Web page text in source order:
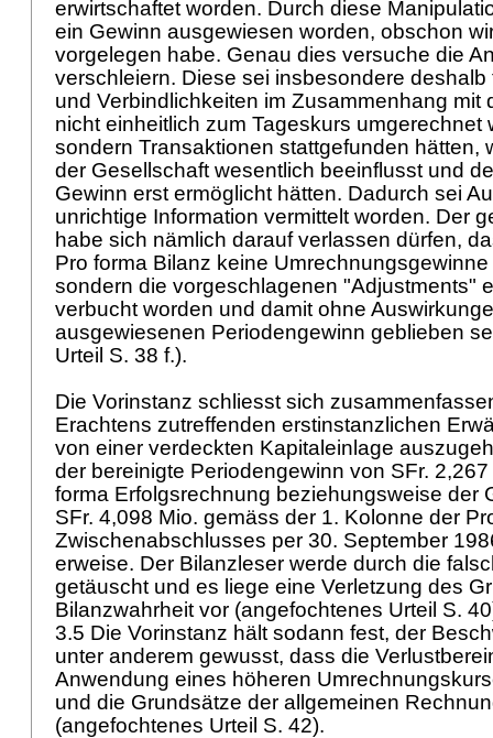
erwirtschaftet worden. Durch diese
ein Gewinn ausgewiesen worden, obschon
vorgelegen habe. Genau dies versuche die
verschleiern. Diese sei insbesondere deshalb
und Verbindlichkeiten im Zusammenhang mit
nicht einheitlich zum Tageskurs umgerechnet
sondern Transaktionen stattgefunden hätten,
der Gesellschaft wesentlich beeinflusst und
Gewinn erst ermöglicht hätten. Dadurch sei
unrichtige Information vermittelt worden. Der
habe sich nämlich darauf verlassen dürfen,
Pro forma Bilanz keine
sondern die vorgeschlagenen "Adjustments"
verbucht worden und damit ohne
ausgewiesenen Periodengewinn geblieben
Urteil S. 38 f.).
Die Vorinstanz schliesst sich
Erachtens zutreffenden erstinstanzlichen
von einer verdeckten Kapitaleinlage
der bereinigte Periodengewinn von SFr.
forma Erfolgsrechnung beziehungsweise der
SFr. 4,098 Mio. gemäss der 1. Kolonne der
Zwischenabschlusses per 30. September
erweise. Der Bilanzleser werde durch die
getäuscht und es liege eine Verletzung des
Bilanzwahrheit vor (angefochtenes Urteil S.
3.5 Die Vorinstanz hält sodann fest, der
unter anderem gewusst, dass die
Anwendung eines höheren
und die Grundsätze der allgemeinen
(angefochtenes Urteil S. 42).